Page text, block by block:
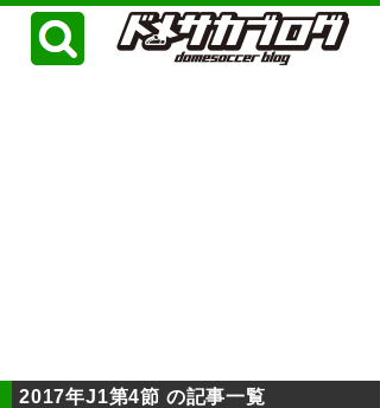
2017年J1第4節 の記事一覧